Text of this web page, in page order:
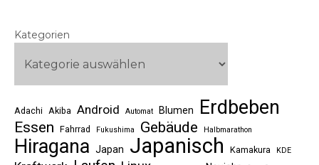
Kategorien
Adachi Akiba Android Automat Blumen Erdbeben
Essen Fahrrad Fukushima Gebäude Halbmarathon
Hiragana Japan Japanisch Kamakura KDE